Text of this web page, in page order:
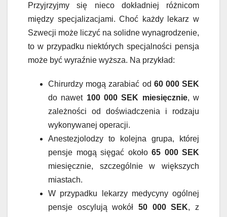
Przyjrzyjmy się nieco dokładniej różnicom
między specjalizacjami. Choć każdy lekarz w
Szwecji może liczyć na solidne wynagrodzenie,
to w przypadku niektórych specjalności pensja
może być wyraźnie wyższa. Na przykład:
Chirurdzy mogą zarabiać od 60 000 SEK
do nawet 100 000 SEK miesięcznie, w
zależności od doświadczenia i rodzaju
wykonywanej operacji.
Anestezjolodzy to kolejna grupa, której
pensje mogą sięgać około 65 000 SEK
miesięcznie, szczególnie w większych
miastach.
W przypadku lekarzy medycyny ogólnej
pensje oscylują wokół 50 000 SEK, z